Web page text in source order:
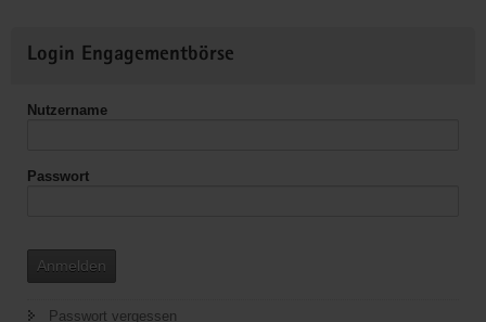
Informationen
Login Engagementbörse
Nutzername
Passwort
Anmelden
Passwort vergessen